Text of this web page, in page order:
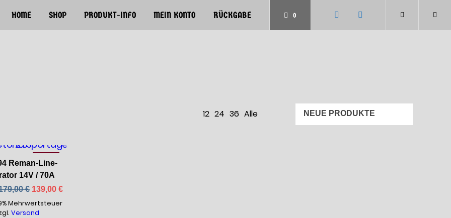
HOME SHOP PRODUKT-INFO MEIN KONTO RÜCKGABE 0
12 24 36 Alle
-23%
Reman-Line-
14V / 70A
€ Ursprünglicher
war:
179,00 €
139,00 €Aktueller
ist:
Mehrwertsteuer
Versand